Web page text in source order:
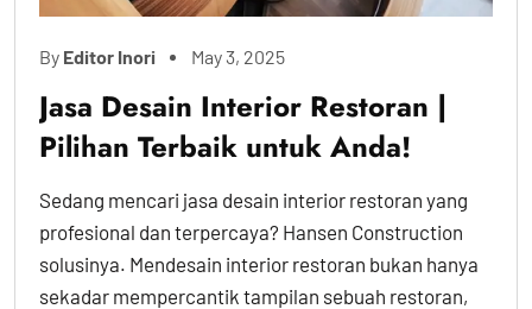
By Editor Inori May 3, 2025
Jasa Desain Interior Restoran |
Pilihan Terbaik untuk Anda!
Sedang mencari jasa desain interior restoran yang
profesional dan terpercaya? Hansen Construction
solusinya. Mendesain interior restoran bukan hanya
sekadar mempercantik tampilan sebuah restoran,